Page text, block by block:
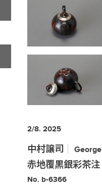
2/8. 2025
中村譲司 George
赤地覆黒銀彩茶注
No. b-6366